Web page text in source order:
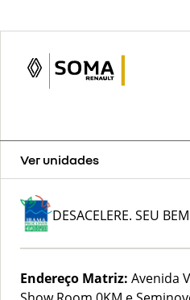
Ver unidades
DESACELERE. SEU
Endereço Matriz: Avenida